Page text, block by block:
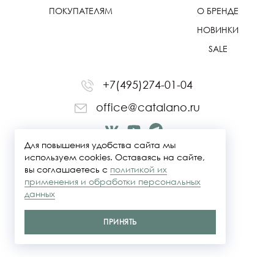
ПОКУПАТЕЛЯМ
О БРЕНДЕ
НОВИНКИ
SALE
+7(495)274-01-04
office@catalano.ru
Политика конфидециальности
Для повышения удобства сайта мы
используем cookies. Оставаясь на сайте,
вы соглашаетесь с политикой их
применения и обработки персональных
данных
ПРИНЯТЬ